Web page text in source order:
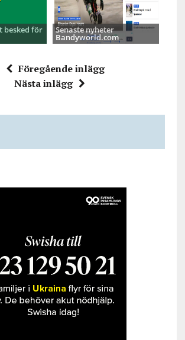
besked för Senaste nyheter
Bandyworld.com
Föregående inlägg
Nästa inlägg